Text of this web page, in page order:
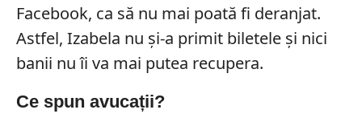
Facebook, ca să nu mai poată fi deranjat.
Astfel, Izabela nu și-a primit biletele și nici
banii nu îi va mai putea recupera.
Ce spun avucații?